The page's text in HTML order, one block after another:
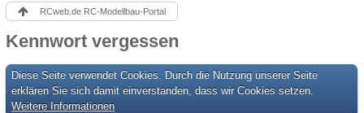
RCweb.de RC-Modellbau-Portal
Kennwort vergessen
Diese Seite verwendet Cookies. Durch die Nutzung unserer Seite
erklären Sie sich damit einverstanden, dass wir Cookies setzen.
Weitere Informationen